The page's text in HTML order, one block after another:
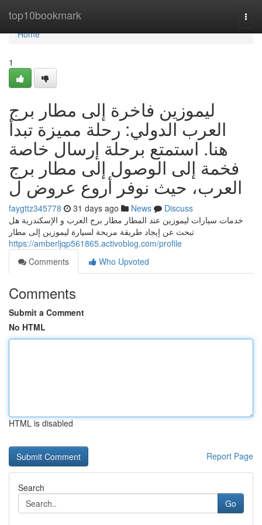
top10bookmark
Home
Home
1
ليموزين فاخرة إلى مطار برج
العرب الدولي: رحلة مميزة تبدأ
هنا. استمتع برحلة إرسال خاصة
فخمة إلى الوصول إلى مطار برج
العرب، حيث نوفر أروع عروض ل
faygttz345778 31 days ago News
Discuss
خدمات سيارات ليموزين عند المطار مطار برج العرب و الإسكندرية هل
تبحث عن إيجاد طريقة مريحة لسيارة ليموزين إلى مطار
https://amberljqp561865.activoblog.com/profile
Comments
Who Upvoted
Comments
Submit a Comment
No HTML
HTML is disabled
Report Page
Search
Go